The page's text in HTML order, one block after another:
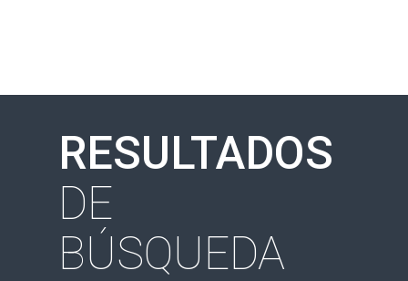
RESULTADOS
DE
BÚSQUEDA